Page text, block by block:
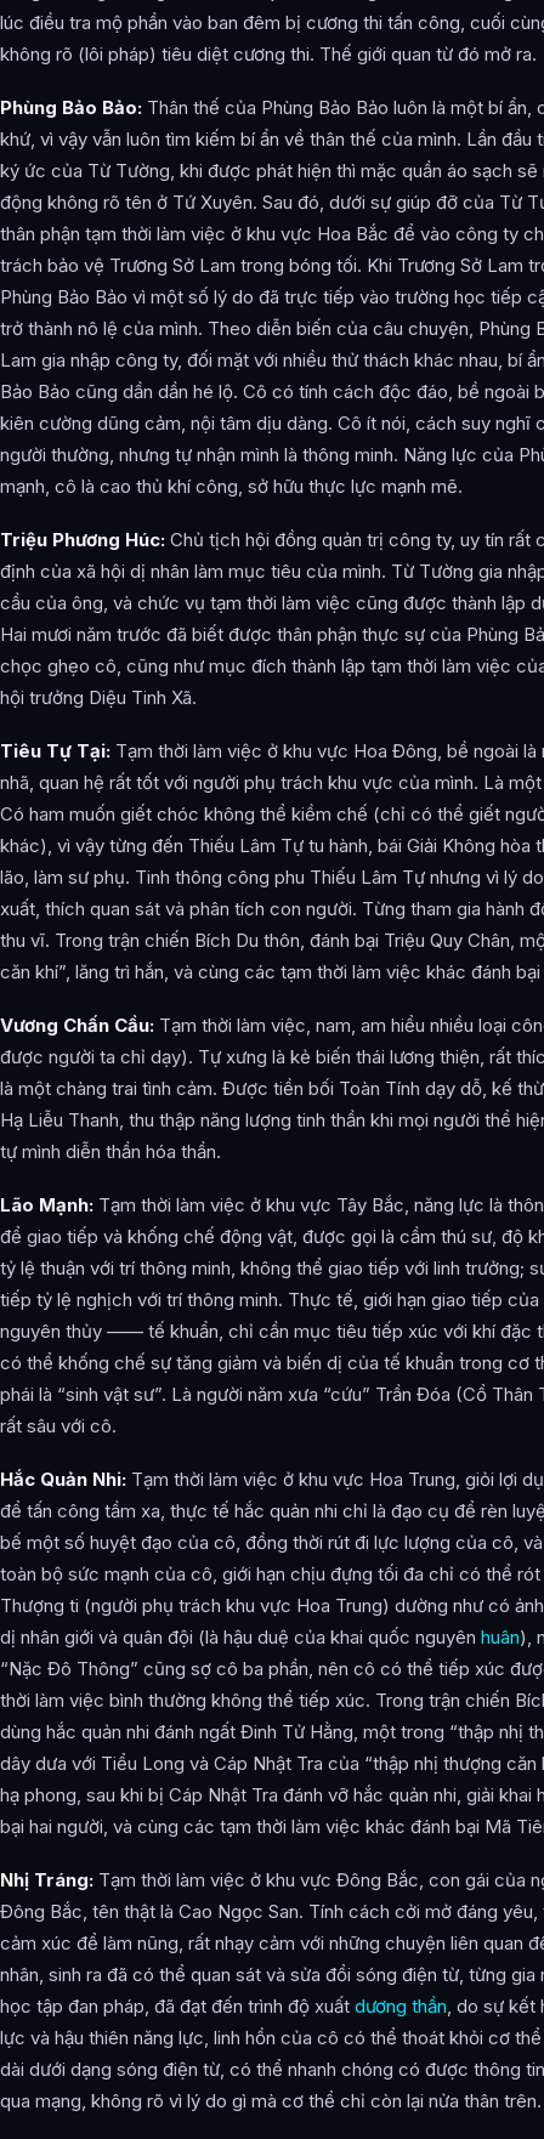
lúc điều tra mộ phần vào ban đêm bị cương thi tấn công, cuối
không rõ (lôi pháp) tiêu diệt cương thi. Thế giới quan từ đó mở ra.
Phùng Bảo Bảo: Thân thế của Phùng Bảo Bảo luôn là một bí
khứ, vì vậy vẫn luôn tìm kiếm bí ẩn về thân thế của mình. Lần đầu
ký ức của Từ Tường, khi được phát hiện thì mặc quần áo sạch sẽ
động không rõ tên ở Tứ Xuyên. Sau đó, dưới sự giúp đỡ của Từ
thân phận tạm thời làm việc ở khu vực Hoa Bắc để vào công ty
trách bảo vệ Trương Sở Lam trong bóng tối. Khi Trương Sở Lam
Phùng Bảo Bảo vì một số lý do đã trực tiếp vào trường học tiếp
trở thành nô lệ của mình. Theo diễn biến của câu chuyện, Phùng
Lam gia nhập công ty, đối mặt với nhiều thử thách khác nhau, bí
Bảo Bảo cũng dần dần hé lộ. Cô có tính cách độc đáo, bề ngoài
kiên cường dũng cảm, nội tâm dịu dàng. Cô ít nói, cách suy nghĩ
người thường, nhưng tự nhận mình là thông minh. Năng lực của
mạnh, cô là cao thủ khí công, sở hữu thực lực mạnh mẽ.
Triệu Phương Húc: Chủ tịch hội đồng quản trị công ty, uy tín rất
định của xã hội dị nhân làm mục tiêu của mình. Từ Tường gia
cầu của ông, và chức vụ tạm thời làm việc cũng được thành lập
Hai mươi năm trước đã biết được thân phận thực sự của Phùng
chọc ghẹo cô, cũng như mục đích thành lập tạm thời làm việc
hội trưởng Diệu Tinh Xã.
Tiêu Tự Tại: Tạm thời làm việc ở khu vực Hoa Đông, bề ngoài
nhã, quan hệ rất tốt với người phụ trách khu vực của mình. Là
Có ham muốn giết chóc không thể kiềm chế (chỉ có thể giết
khác), vì vậy từng đến Thiếu Lâm Tự tu hành, bái Giải Không hòa
lão, làm sư phụ. Tinh thông công phu Thiếu Lâm Tự nhưng vì lý
xuất, thích quan sát và phân tích con người. Từng tham gia hành
thu vĩ. Trong trận chiến Bích Du thôn, đánh bại Triệu Quy Chân,
căn khí”, lăng trì hắn, và cùng các tạm thời làm việc khác đánh
Vương Chấn Cầu: Tạm thời làm việc, nam, am hiểu nhiều loại
được người ta chỉ dạy). Tự xưng là kẻ biến thái lương thiện, rất
là một chàng trai tình cảm. Được tiền bối Toàn Tính dạy dỗ, kế
Hạ Liễu Thanh, thu thập năng lượng tinh thần khi mọi người thể
tự mình diễn thần hóa thần.
Lão Mạnh: Tạm thời làm việc ở khu vực Tây Bắc, năng lực là
để giao tiếp và khống chế động vật, được gọi là cầm thú sư, độ
tỷ lệ thuận với trí thông minh, không thể giao tiếp với linh trưởng;
tiếp tỷ lệ nghịch với trí thông minh. Thực tế, giới hạn giao tiếp
nguyên thủy —— tế khuẩn, chỉ cần mục tiêu tiếp xúc với khí đặc
có thể khống chế sự tăng giảm và biến dị của tế khuẩn trong cơ
phái là “sinh vật sư”. Là người năm xưa “cứu” Trần Đóa (Cổ
rất sâu với cô.
Hắc Quản Nhi: Tạm thời làm việc ở khu vực Hoa Trung, giỏi lợi
để tấn công tầm xa, thực tế hắc quản nhi chỉ là đạo cụ để rèn
bế một số huyệt đạo của cô, đồng thời rút đi lực lượng của cô,
toàn bộ sức mạnh của cô, giới hạn chịu đựng tối đa chỉ có thể
Thượng ti (người phụ trách khu vực Hoa Trung) dường như có
dị nhân giới và quân đội (là hậu duệ của khai quốc nguyên huân),
“Nặc Đô Thông” cũng sợ cô ba phần, nên cô có thể tiếp xúc
thời làm việc bình thường không thể tiếp xúc. Trong trận chiến
dùng hắc quản nhi đánh ngất Đinh Tử Hằng, một trong “thập nhị
dây dưa với Tiểu Long và Cáp Nhật Tra của “thập nhị thượng căn
hạ phong, sau khi bị Cáp Nhật Tra đánh vỡ hắc quản nhi, giải khai
bại hai người, và cùng các tạm thời làm việc khác đánh bại Mã
Nhị Tráng: Tạm thời làm việc ở khu vực Đông Bắc, con gái của
Đông Bắc, tên thật là Cao Ngọc San. Tính cách cởi mở đáng
cảm xúc để làm nũng, rất nhạy cảm với những chuyện liên quan
nhân, sinh ra đã có thể quan sát và sửa đổi sóng điện từ, từng gia
học tập đan pháp, đã đạt đến trình độ xuất dương thần , do sự
lực và hậu thiên năng lực, linh hồn của cô có thể thoát khỏi cơ
dài dưới dạng sóng điện từ, có thể nhanh chóng có được thông
qua mạng, không rõ vì lý do gì mà cơ thể chỉ còn lại nửa thân trên.